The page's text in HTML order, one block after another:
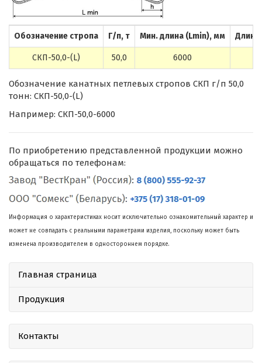
Обозначение стропа Г/п, т Мин. длина (Lmin), мм Длина
СКП-50,0-(L) 50,0 6000
Обозначение канатных петлевых стропов СКП г/п 50,0
тонн: СКП-50,0-(L)
Например: СКП-50,0-6000
По приобретению представленной продукции можно
обращаться по телефонам:
Информация о характеристиках носит исключительно ознакомительный характер и
может не совпадать с реальными параметрами изделия, поскольку может быть
изменена производителем в одностороннем порядке.
Главная страница
Продукция
Контакты